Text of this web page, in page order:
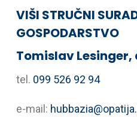
VIŠI STRUČNI
GOSPODARSTVO
Tomislav Lesinger,
tel. 099 526 92 94
e-mail: